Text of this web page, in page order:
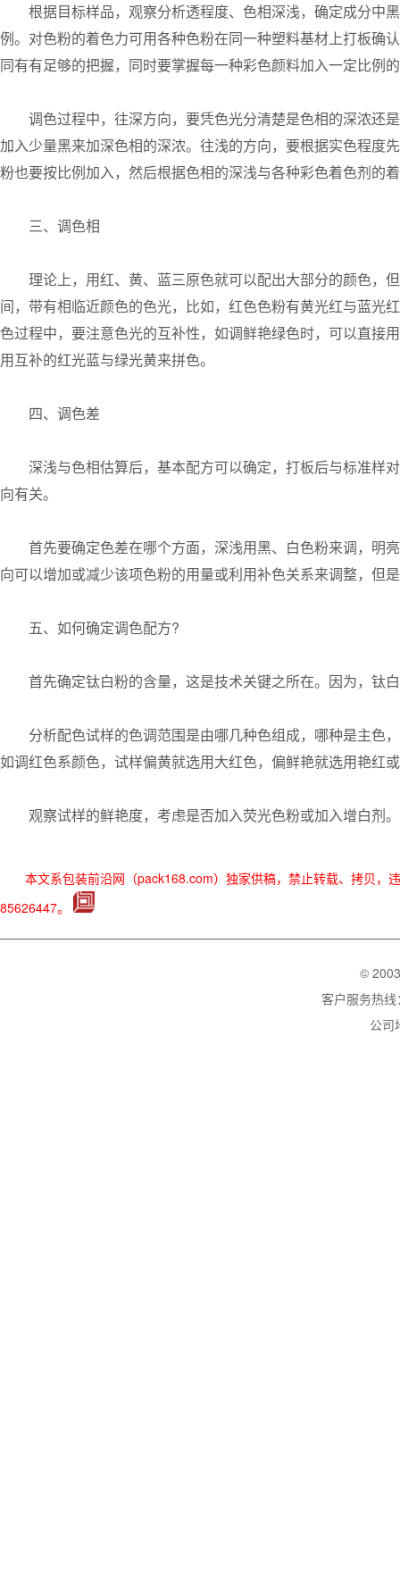
根据目标样品，观察分析透程度、色相深浅，确定成分中
例。对色粉的着色力可用各种色粉在同一种塑料基材上打板确
同有有足够的把握，同时要掌握每一种彩色颜料加入一定比例
调色过程中，往深方向，要凭色光分清楚是色相的深浓还
加入少量黑来加深色相的深浓。往浅的方向，要根据实色程度
粉也要按比例加入，然后根据色相的深浅与各种彩色着色剂的
三、调色相
理论上，用红、黄、蓝三原色就可以配出大部分的颜色，
间，带有相临近颜色的色光，比如，红色色粉有黄光红与蓝光
色过程中，要注意色光的互补性，如调鲜艳绿色时，可以直接
用互补的红光蓝与绿光黄来拼色。
四、调色差
深浅与色相估算后，基本配方可以确定，打板后与标准样
向有关。
首先要确定色差在哪个方面，深浅用黑、白色粉来调，明
向可以增加或减少该项色粉的用量或利用补色关系来调整，但
五、如何确定调色配方?
首先确定钛白粉的含量，这是技术关键之所在。因为，钛
分析配色试样的色调范围是由哪几种色组成，哪种是主色
如调红色系颜色，试样偏黄就选用大红色，偏鲜艳就选用艳红
观察试样的鲜艳度，考虑是否加入荧光色粉或加入增白剂。
本文系包装前沿网（pack168.com）独家供稿，禁止转载、拷贝，
85626447。
©
客户服务热
公司